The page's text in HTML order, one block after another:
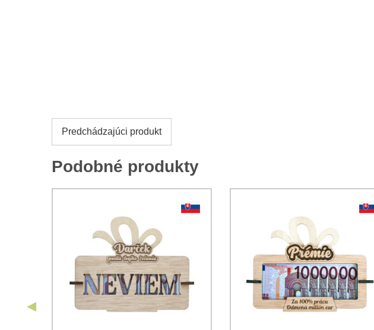
Predchádzajúci produkt
Podobné produkty